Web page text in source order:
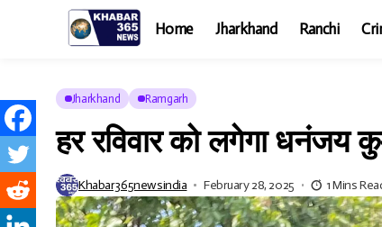
Home Jharkhand Ranchi
Jharkhand Ramgarh
हर रविवार को लगेगा धनंजय
Khabar365newsindia February 28, 2025 1 Mins